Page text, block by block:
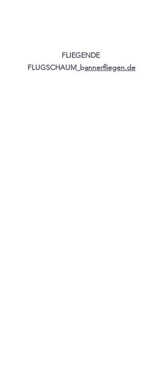
FLIEGENDE
FLUGSCHAUM_bannerfliegen.de